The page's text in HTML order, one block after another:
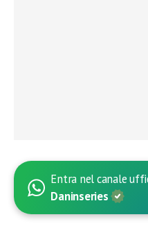
Entra nel canale
Daninseries